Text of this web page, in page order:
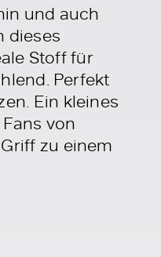
und auch
dieses
Stoff für
Perfekt
Ein kleines
von
zu einem